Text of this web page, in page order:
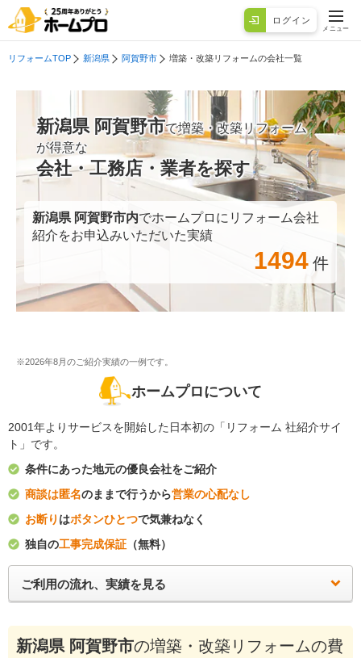
ログイン
メニュー
リフォームTOP 新潟県 阿賀野市 増築・改築リフォームの会社一覧
新潟県 阿賀野市で増築・改築リフォーム
が得意な
会社・工務店・業者を探す
新潟県 阿賀野市内でホームプロにリフォーム会社
紹介をお申込みいただいた実績
1494 件
※2026年8月のご紹介実績の一例です。
ホームプロについて
2001年よりサービスを開始した日本初の「リフォーム 社紹介サイ
ト」です。
条件にあった地元の優良会社をご紹介
商談は匿名のままで行うから営業の心配なし
お断り はボタンひとつで気兼ねなく
独自の工事完成保証 （無料）
ご利用の流れ、実績を見る
新潟県 阿賀野市の増築・改築リフォームの費